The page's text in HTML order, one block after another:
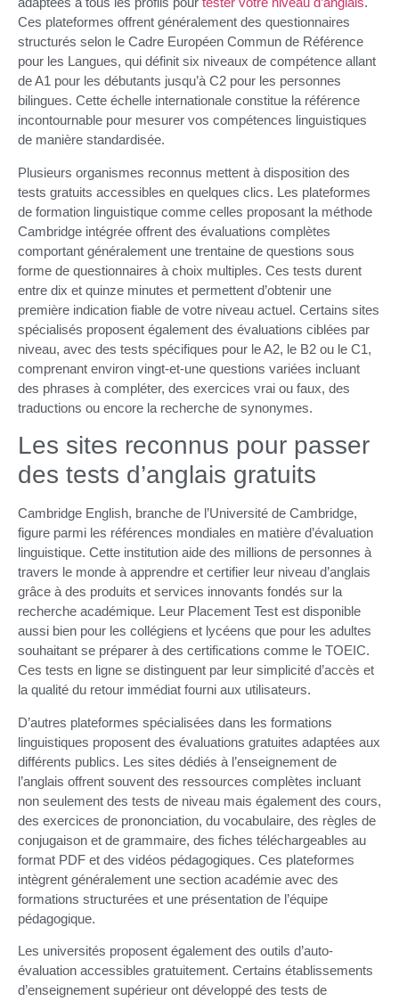
Ces plateformes offrent généralement des questionnaires
structurés selon le Cadre Européen Commun de Référence
pour les Langues, qui définit six niveaux de compétence allant
de A1 pour les débutants jusqu’à C2 pour les personnes
bilingues. Cette échelle internationale constitue la référence
incontournable pour mesurer vos compétences linguistiques
de manière standardisée.
Plusieurs organismes reconnus mettent à disposition des
tests gratuits accessibles en quelques clics. Les plateformes
de formation linguistique comme celles proposant la méthode
Cambridge intégrée offrent des évaluations complètes
comportant généralement une trentaine de questions sous
forme de questionnaires à choix multiples. Ces tests durent
entre dix et quinze minutes et permettent d’obtenir une
première indication fiable de votre niveau actuel. Certains sites
spécialisés proposent également des évaluations ciblées par
niveau, avec des tests spécifiques pour le A2, le B2 ou le C1,
comprenant environ vingt-et-une questions variées incluant
des phrases à compléter, des exercices vrai ou faux, des
traductions ou encore la recherche de synonymes.
Les sites reconnus pour passer
des tests d’anglais gratuits
Cambridge English, branche de l’Université de Cambridge,
figure parmi les références mondiales en matière d’évaluation
linguistique. Cette institution aide des millions de personnes à
travers le monde à apprendre et certifier leur niveau d’anglais
grâce à des produits et services innovants fondés sur la
recherche académique. Leur Placement Test est disponible
aussi bien pour les collégiens et lycéens que pour les adultes
souhaitant se préparer à des certifications comme le TOEIC.
Ces tests en ligne se distinguent par leur simplicité d’accès et
la qualité du retour immédiat fourni aux utilisateurs.
D’autres plateformes spécialisées dans les formations
linguistiques proposent des évaluations gratuites adaptées aux
différents publics. Les sites dédiés à l’enseignement de
l’anglais offrent souvent des ressources complètes incluant
non seulement des tests de niveau mais également des cours,
des exercices de prononciation, du vocabulaire, des règles de
conjugaison et de grammaire, des fiches téléchargeables au
format PDF et des vidéos pédagogiques. Ces plateformes
intègrent généralement une section académie avec des
formations structurées et une présentation de l’équipe
pédagogique.
Les universités proposent également des outils d’auto-
évaluation accessibles gratuitement. Certains établissements
d’enseignement supérieur ont développé des tests de